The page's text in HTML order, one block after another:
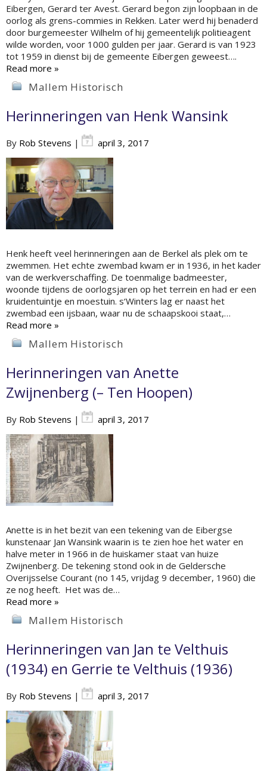
Eibergen, Gerard ter Avest. Gerard begon zijn loopbaan in de
oorlog als grens-commies in Rekken. Later werd hij benaderd
door burgemeester Wilhelm of hij gemeentelijk politieagent
wilde worden, voor 1000 gulden per jaar. Gerard is van 1923
tot 1959 in dienst bij de gemeente Eibergen geweest….
Read more »
Mallem Historisch
Herinneringen van Henk Wansink
By Rob Stevens | april 3, 2017
Henk heeft veel herinneringen aan de Berkel als plek om te
zwemmen. Het echte zwembad kwam er in 1936, in het kader
van de werkverschaffing. De toenmalige badmeester,
woonde tijdens de oorlogsjaren op het terrein en had er een
kruidentuintje en moestuin. s‘Winters lag er naast het
zwembad een ijsbaan, waar nu de schaapskooi staat,…
Read more »
Mallem Historisch
Herinneringen van Anette
Zwijnenberg (– Ten Hoopen)
By Rob Stevens | april 3, 2017
Anette is in het bezit van een tekening van de Eibergse
kunstenaar Jan Wansink waarin is te zien hoe het water en
halve meter in 1966 in de huiskamer staat van huize
Zwijnenberg. De tekening stond ook in de Geldersche
Overijsselse Courant (no 145, vrijdag 9 december, 1960) die
ze nog heeft. Het was de…
Read more »
Mallem Historisch
Herinneringen van Jan te Velthuis
(1934) en Gerrie te Velthuis (1936)
By Rob Stevens | april 3, 2017